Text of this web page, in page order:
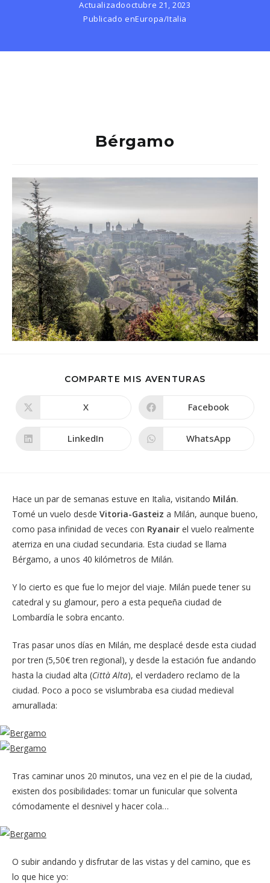
Actualizadooctubre 21, 2023
Publicado enEuropa/Italia
Bérgamo
COMPARTE MIS AVENTURAS
CONTENIDO
una
nueva
X Se
una
nueva
Facebook
Se
LinkedIn Se
WhatsApp
Hace un par de semanas estuve en Italia, visitando Milán.
Tomé un vuelo desde Vitoria-Gasteiz a Milán, aunque bueno,
como pasa infinidad de veces con Ryanair el vuelo realmente
aterriza en una ciudad secundaria. Esta ciudad se llama
Bérgamo, a unos 40 kilómetros de Milán.
Y lo cierto es que fue lo mejor del viaje. Milán puede tener su
catedral y su glamour, pero a esta pequeña ciudad de
Lombardía le sobra encanto.
Tras pasar unos días en Milán, me desplacé desde esta ciudad
por tren (5,50€tren regional), y desde la estación fue andando
hasta la ciudad alta (Città Alta), el verdadero reclamo de la
ciudad. Poco a poco se vislumbraba esa ciudad medieval
amurallada:
Tras caminar unos 20 minutos, una vez en el pie de la ciudad,
existen dos posibilidades: tomar un funicular que solventa
cómodamente el desnivel y hacer cola…
O subir andando y disfrutar de las vistas y del camino, que es
lo que hice yo: